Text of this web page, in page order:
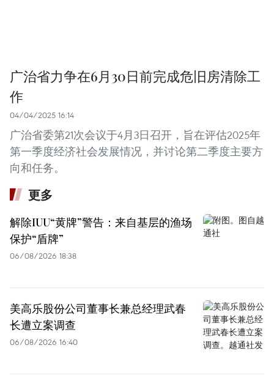
广治省力争在6月30日前完成危旧房清除工
作
04/04/2025 16:14
广治省委第21次会议于4月3日召开，旨在评估2025年
第一季度经济社会发展情况，并讨论第二季度主要方
向和任务。
更多
解除IUU“黄牌”警告：来自基层的渔场
保护“盾牌”
06/08/2026 18:38
美高乐股份公司董事长兼总经理武春
长遭立案调查
06/08/2026 16:40